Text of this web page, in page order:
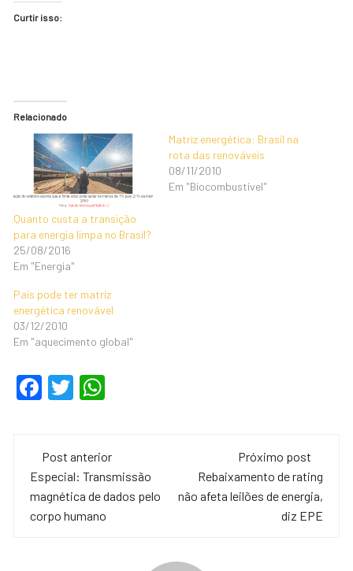
Curtir isso:
Relacionado
Quanto custa a transição
para energia limpa no Brasil?
25/08/2016
Em "Energia"
Matriz energética: Brasil na
rota das renováveis
08/11/2010
Em "Biocombustível"
País pode ter matriz
energética renovável
03/12/2010
Em "aquecimento global"
F
e
b
o
T
er s
A
p
Navegação
de
post
Post anterior
Especial: Transmissão
magnética de dados pelo
corpo humano
Próximo post
Rebaixamento de rating
não afeta leilões de energia,
diz EPE